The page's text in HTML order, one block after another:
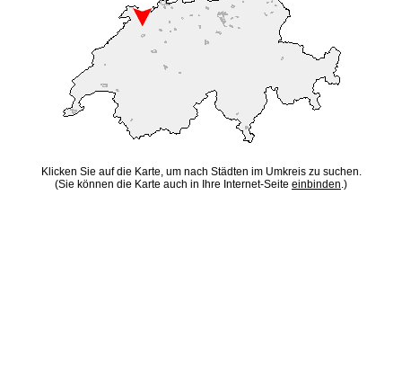
Klicken Sie auf die Karte, um nach Städten im Umkreis zu suchen.
(Sie können die Karte auch in Ihre Internet-Seite einbinden.)